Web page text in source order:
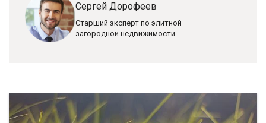
Сергей Дорофеев
Старший эксперт по элитной
загородной недвижимости